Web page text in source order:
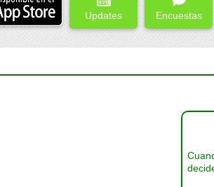
Updates Encuestas